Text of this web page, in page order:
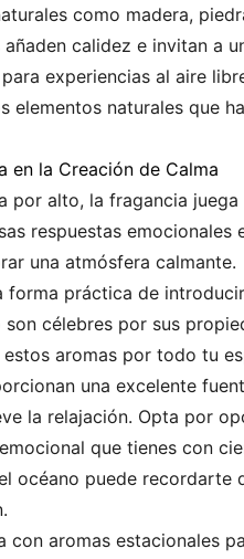
como madera,
calidez e invitan a
experiencias al aire
elementos naturales que
en la Creación de Calma
por alto, la fragancia
respuestas
una atmósfera calmante.
forma práctica de
son célebres por sus
aromas por todo tu
una excelente
la relajación. Opta por
que tienes con
océano puede
con aromas estacionales